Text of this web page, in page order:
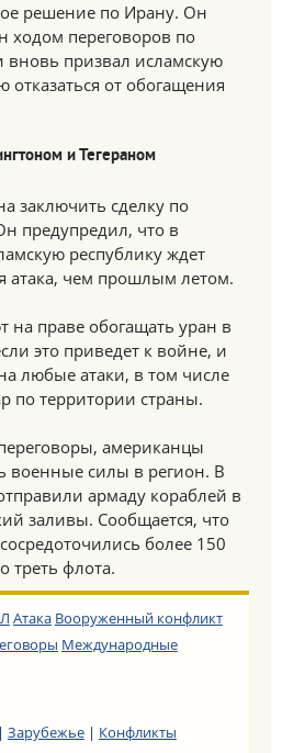
решение по Ирану. Он
ходом переговоров по
вновь призвал исламскую
отказаться от обогащения
и Тегераном
заключить сделку по
предупредил, что в
республику ждет
атака, чем прошлым летом.
на праве обогащать уран в
это приведет к войне, и
любые атаки, в том числе
по территории страны.
американцы
военные силы в регион. В
армаду кораблей в
заливы. Сообщается, что
более 150
треть флота.
Атака Вооруженный конфликт
Международные
Зарубежье| Конфликты